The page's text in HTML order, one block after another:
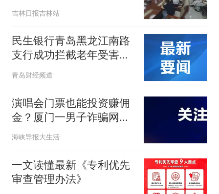
庭审记录数字化改革专项
吉林日报吉林站
民生银行青岛黑龙江南路
支行成功拦截老年受害人
虚假投资诈骗
青岛财经频道
演唱会门票也能投资赚佣
金？厦门一男子诈骗网友
5万余元获刑
海峡导报大生活
一文读懂最新《专利优先
审查管理办法》